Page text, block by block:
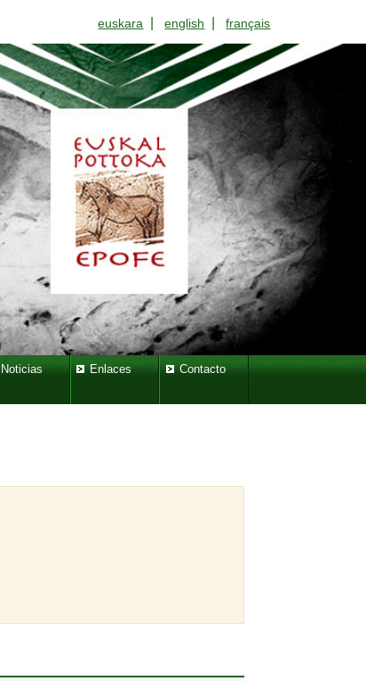
euskara |english |français
Noticias Enlaces Contacto